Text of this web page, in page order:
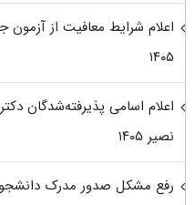
اعلام شرایط معافیت از
۱۴۰۵
اعلام اسامی پذیرفته‌شدگان
نصیر ۱۴۰۵
رفع مشکل صدور مدرک